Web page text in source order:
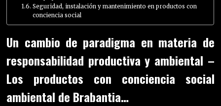
Seguridad, instalación y mantenimiento en productos con
conciencia social
Un cambio de paradigma en materia de
responsabilidad productiva y ambiental –
Los productos con conciencia social
ambiental de Brabantia…